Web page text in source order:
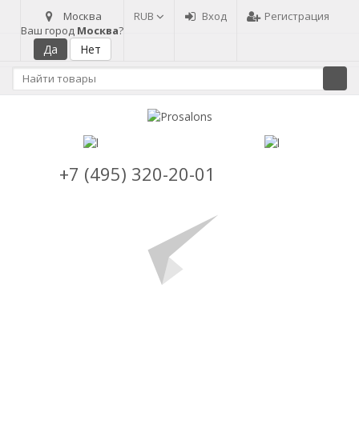
Москва
Ваш город Москва?
RUB Вход Регистрация
+7 (495) 320-20-01